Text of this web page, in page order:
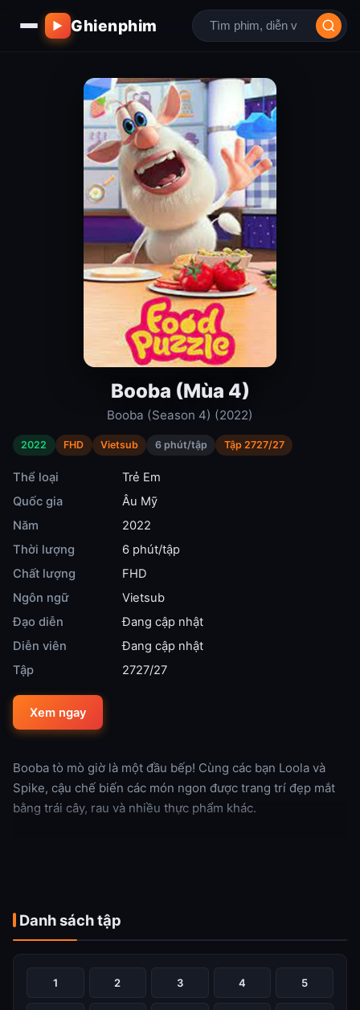
▶ Ghienphim
Booba (Mùa 4)
Booba (Season 4) (2022)
2022 FHD Vietsub 6 phút/tập Tập 2727/27
Thể loại
Trẻ Em
Quốc gia
Âu Mỹ
Năm
2022
Thời lượng
6 phút/tập
Chất lượng
FHD
Ngôn ngữ
Vietsub
Đạo diễn
Đang cập nhật
Diễn viên
Đang cập nhật
Tập
2727/27
Xem ngay
Booba tò mò giờ là một đầu bếp! Cùng các bạn Loola và
Spike, cậu chế biến các món ngon được trang trí đẹp mắt
bằng trái cây, rau và nhiều thực phẩm khác.
Danh sách tập
1 2 3 4 5